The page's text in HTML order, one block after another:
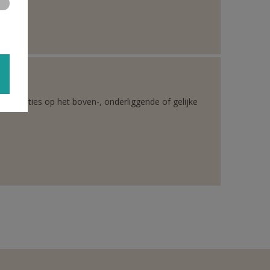
op het boven-, onderliggende of gelijke